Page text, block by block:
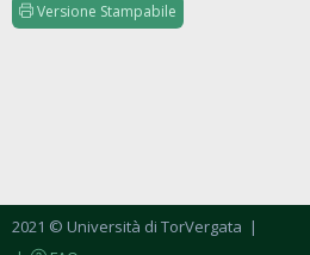
Versione Stampabile
2021 © Università di TorVergata |